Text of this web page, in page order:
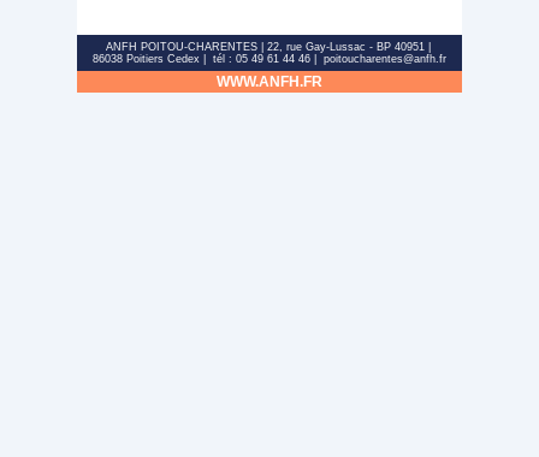
ANFH POITOU-CHARENTES | 22, rue Gay-Lussac - BP 40951 |
86038 Poitiers Cedex | tél : 05 49 61 44 46 | poitoucharentes@anfh.fr
WWW.ANFH.FR